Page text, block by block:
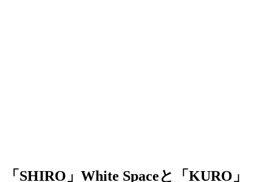
「SHIRO」White Spaceと「KURO」